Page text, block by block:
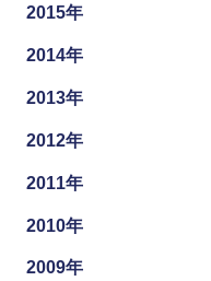
2015年
2014年
2013年
2012年
2011年
2010年
2009年